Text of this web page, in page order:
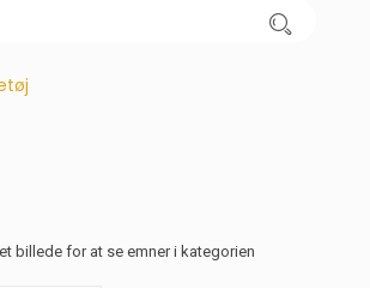
billede for at se emner i kategorien